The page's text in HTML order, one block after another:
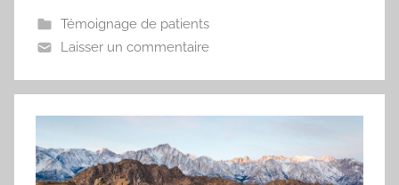
Témoignage de patients
Laisser un commentaire